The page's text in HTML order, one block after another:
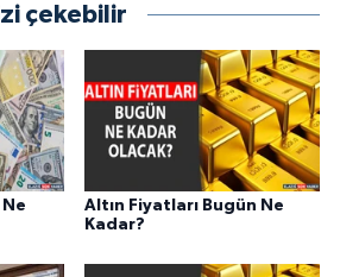
çekebilir
Altın Fiyatları Bugün Ne
Kadar?